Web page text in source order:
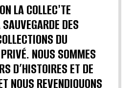
LA COLLEC'TE
DES
DU
NOUS SOMMES
D’HISTOIRES ET DE
NOUS REVENDIQUONS